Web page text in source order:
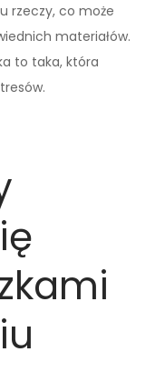
rzeczy, co może
materiałów.
to taka, która